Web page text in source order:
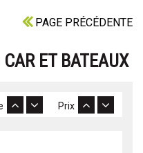
PAGE PRÉCÉDENTE
ET BATEAUX
Prix